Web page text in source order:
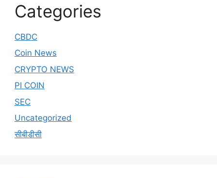
Categories
CBDC
Coin News
CRYPTO NEWS
PI COIN
SEC
Uncategorized
सीबीडीसी